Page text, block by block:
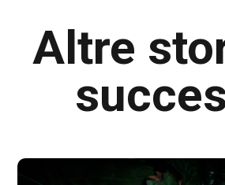
Altre